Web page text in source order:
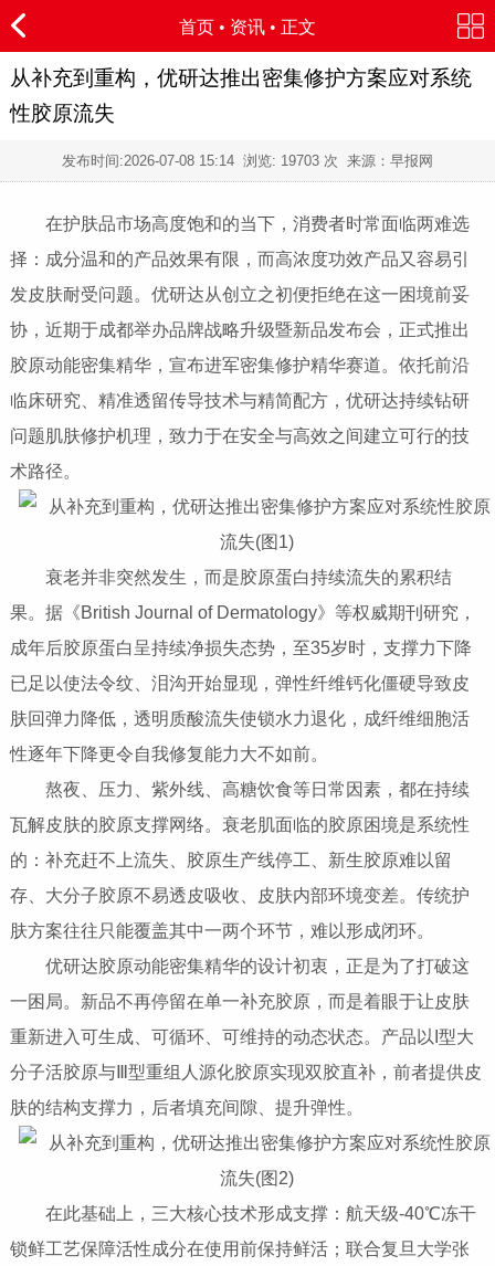
首页 • 资讯 • 正文
从补充到重构，优研达推出密集修护方案应对系统
性胶原流失
发布时间:2026-07-08 15:14 浏览: 19703 次 来源：早报网
在护肤品市场高度饱和的当下，消费者时常面临两难选
择：成分温和的产品效果有限，而高浓度功效产品又容易引
发皮肤耐受问题。优研达从创立之初便拒绝在这一困境前妥
协，近期于成都举办品牌战略升级暨新品发布会，正式推出
胶原动能密集精华，宣布进军密集修护精华赛道。依托前沿
临床研究、精准透留传导技术与精简配方，优研达持续钻研
问题肌肤修护机理，致力于在安全与高效之间建立可行的技
术路径。
衰老并非突然发生，而是胶原蛋白持续流失的累积结
果。据《British Journal of Dermatology》等权威期刊研究，
成年后胶原蛋白呈持续净损失态势，至35岁时，支撑力下降
已足以使法令纹、泪沟开始显现，弹性纤维钙化僵硬导致皮
肤回弹力降低，透明质酸流失使锁水力退化，成纤维细胞活
性逐年下降更令自我修复能力大不如前。
熬夜、压力、紫外线、高糖饮食等日常因素，都在持续
瓦解皮肤的胶原支撑网络。衰老肌面临的胶原困境是系统性
的：补充赶不上流失、胶原生产线停工、新生胶原难以留
存、大分子胶原不易透皮吸收、皮肤内部环境变差。传统护
肤方案往往只能覆盖其中一两个环节，难以形成闭环。
优研达胶原动能密集精华的设计初衷，正是为了打破这
一困局。新品不再停留在单一补充胶原，而是着眼于让皮肤
重新进入可生成、可循环、可维持的动态状态。产品以I型大
分子活胶原与Ⅲ型重组人源化胶原实现双胶直补，前者提供皮
肤的结构支撑力，后者填充间隙、提升弹性。
在此基础上，三大核心技术形成支撑：航天级-40℃冻干
锁鲜工艺保障活性成分在使用前保持鲜活；联合复旦大学张